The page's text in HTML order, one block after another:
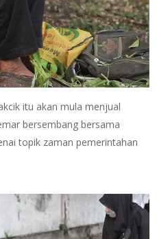
itu akan mula menjual
bersembang bersama
topik zaman pemerintahan